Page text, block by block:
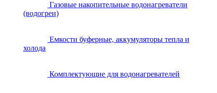
Газовые накопительные водонагреватели
(водогреи)
Емкости буферные, аккумуляторы тепла и
холода
Комплектующие для водонагревателей